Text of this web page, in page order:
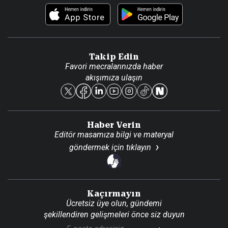
Foto Haber
Künye
Reklam Ver
Takip Edin
Favori mecralarınızda haber
akışımıza ulaşın
Haber Verin
Editör masamıza bilgi ve materyal
göndermek için tıklayın
Kaçırmayın
Ücretsiz üye olun, gündemi
şekillendiren gelişmeleri önce siz duyun